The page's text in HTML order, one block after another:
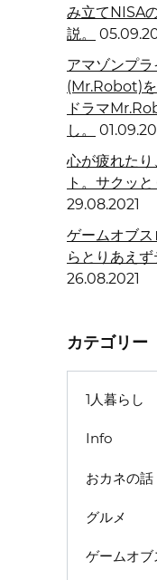
み立てNISA
説。
アマゾンプ
(Mr.Robot)
ドラマ
し。
心が疲れた
ト。サクッ
29.08.2021
ゲームオブ
らとりあえ
26.08.2021
カテゴリー
1人暮らし
Info
おカネの話
グルメ
ゲームオ